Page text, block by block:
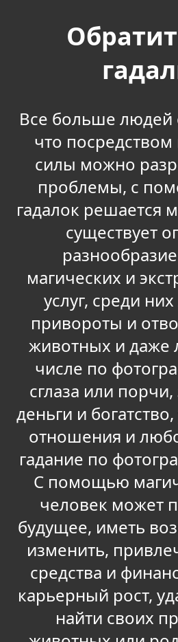
Все больше людей
что
силы можно
проблемы, с
гадалок решается
существует
магических и
услуг, среди
привороты и
животных и даже
числе по
сглаза или
деньги и
отношения и
гадание по
С помощью
человек может
будущее, иметь
изменить,
средства и
карьерный рост,
найти своих